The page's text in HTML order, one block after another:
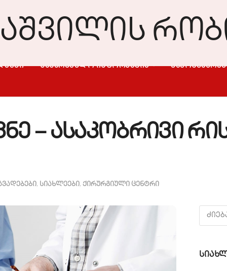
ᲡᲐᲡᲐᲠᲒᲔᲑᲚᲝ ᲘᲜᲤᲝᲠᲛᲐᲪᲘᲐ
– ასაკობრივი
, სიახლეები, ქირურგიული ცენტრი